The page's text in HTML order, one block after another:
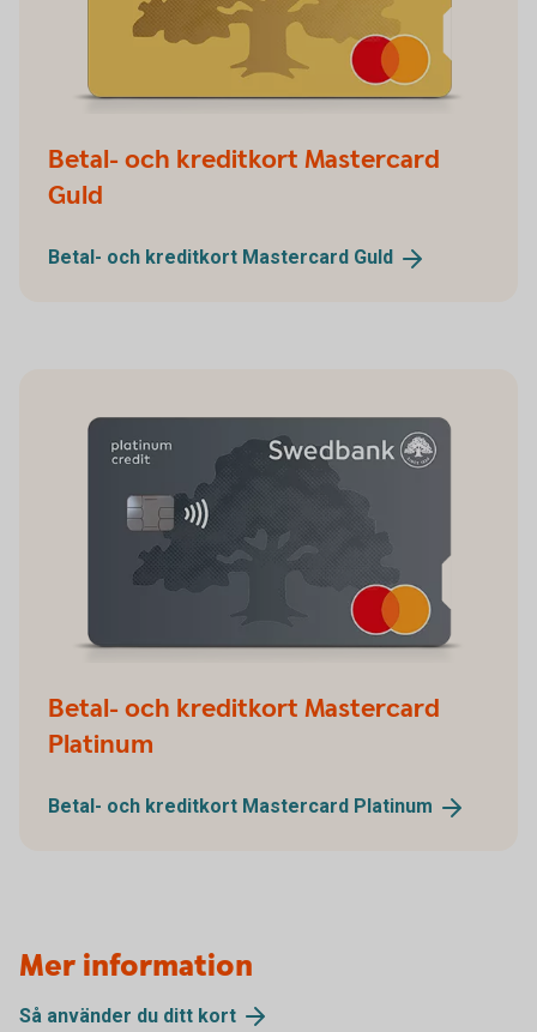
Betal- och kreditkort Mastercard
Guld
Betal- och kreditkort Mastercard Guld
Betal- och kreditkort Mastercard
Platinum
Betal- och kreditkort Mastercard Platinum
Mer information
Så använder du ditt kort